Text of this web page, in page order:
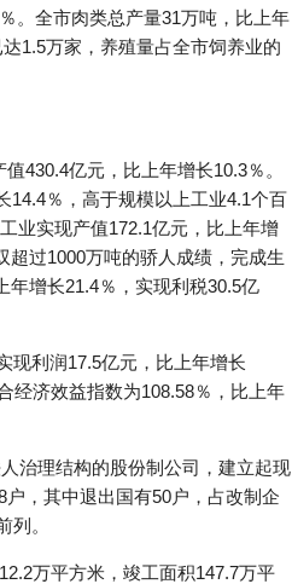
。全市肉类总产量31万吨，比上年
1.5万家，养殖量占全市饲养业的
430.4亿元，比上年增长10.3％。
14.4％，高于规模以上工业4.1个百
业实现产值172.1亿元，比上年增
过1000万吨的骄人成绩，完成生
年增长21.4％，实现利税30.5亿
现利润17.5亿元，比上年增长
经济效益指数为108.58％，比上年
治理结构的股份制公司，建立起现
，其中退出国有50户，占改制企
。
万平方米，竣工面积147.7万平